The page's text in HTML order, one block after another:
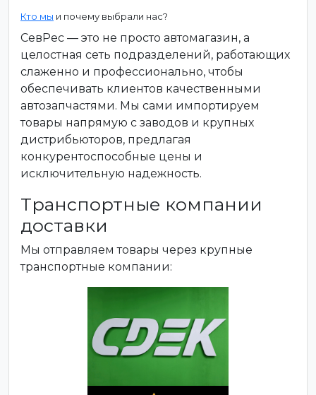
Кто мы и почему выбрали нас?
СевРес — это не просто автомагазин, а
целостная сеть подразделений, работающих
слаженно и профессионально, чтобы
обеспечивать клиентов качественными
автозапчастями. Мы сами импортируем
товары напрямую с заводов и крупных
дистрибьюторов, предлагая
конкурентоспособные цены и
исключительную надежность.
Транспортные компании
доставки
Мы отправляем товары через крупные
транспортные компании: